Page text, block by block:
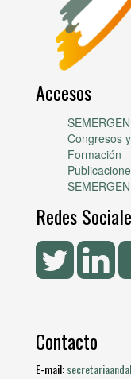
Accesos
Congresos
Formación
SEMERGEN
Redes
Contacto
E-mail: